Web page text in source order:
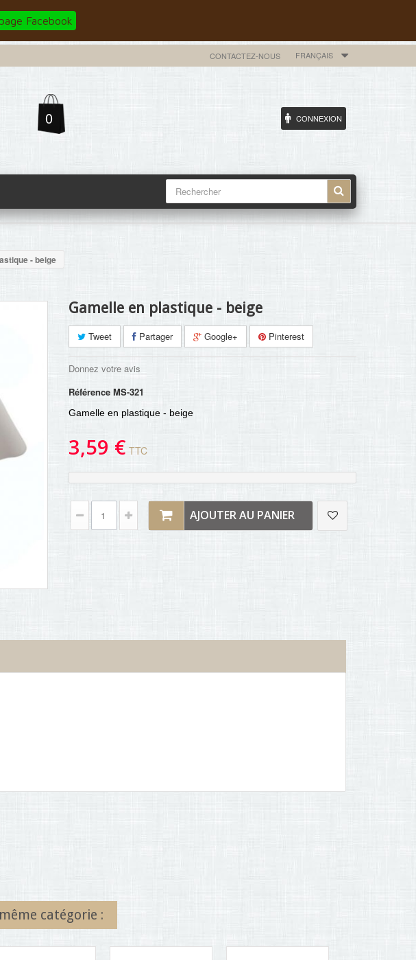
Facebook
FRANÇAIS
CONTACTEZ-NOUS
0 CONNEXION
- beige
Gamelle en plastique - beige
Tweet Partager Google+ Pinterest
Donnez votre avis
Référence MS-321
Gamelle en plastique - beige
3,59 € TTC
AJOUTER AU PANIER
catégorie :